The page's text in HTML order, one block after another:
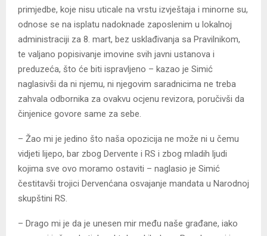
primjedbe, koje nisu uticale na vrstu izvještaja i minorne su,
odnose se na isplatu nadoknade zaposlenim u lokalnoj
administraciji za 8. mart, bez usklađivanja sa Pravilnikom,
te valjano popisivanje imovine svih javni ustanova i
preduzeća, što će biti ispravljeno – kazao je Simić
naglasivši da ni njemu, ni njegovim saradnicima ne treba
zahvala odbornika za ovakvu ocjenu revizora, poručivši da
činjenice govore same za sebe.
– Žao mi je jedino što naša opozicija ne može ni u čemu
vidjeti lijepo, bar zbog Dervente i RS i zbog mladih ljudi
kojima sve ovo moramo ostaviti – naglasio je Simić
čestitavši trojici Dervenćana osvajanje mandata u Narodnoj
skupštini RS.
– Drago mi je da je unesen mir među naše građane, iako